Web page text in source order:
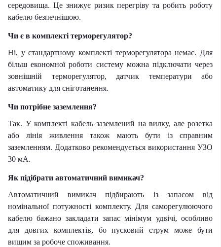
середовища. Це знижує ризик перегріву та робить роботу
кабелю безпечнішою.
Чи є в комплекті терморегулятор?
Ні, у стандартному комплекті терморегулятора немає. Для
більш економної роботи систему можна підключати через
зовнішній терморегулятор, датчик температури або
автоматику для сніготанення.
Чи потрібне заземлення?
Так. У комплекті кабель заземлений на вилку, але розетка
або лінія живлення також мають бути із справним
заземленням. Додатково рекомендується використання УЗО
30 мА.
Як підібрати автоматичний вимикач?
Автоматичний вимикач підбирають із запасом від
номінальної потужності комплекту. Для саморегулюючого
кабелю бажано закладати запас мінімум удвічі, особливо
для довгих комплектів, бо пусковий струм може бути
вищим за робоче споживання.